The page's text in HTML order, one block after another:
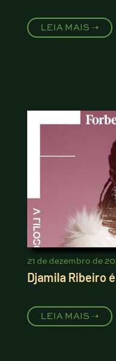
LEIA MAIS ➝
21 de dezembro de
Djamila Ribeiro
LEIA MAIS ➝